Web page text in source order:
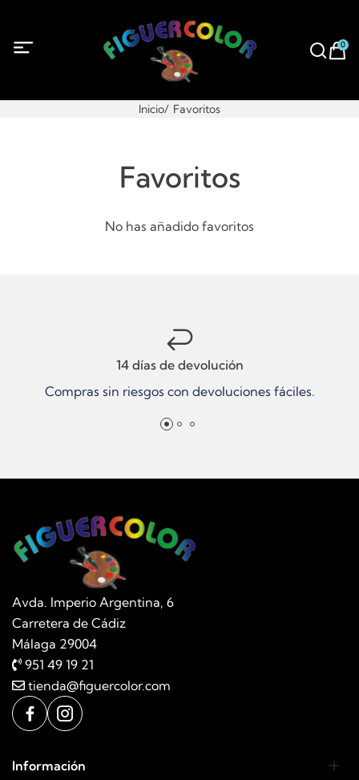
0
Inicio Favoritos
Favoritos
No has añadido favoritos
14 días de devolución
Compras sin riesgos con devoluciones fáciles.
Avda. Imperio Argentina, 6
Carretera de Cádiz
Málaga 29004
951 49 19 21
tienda@figuercolor.com
Información